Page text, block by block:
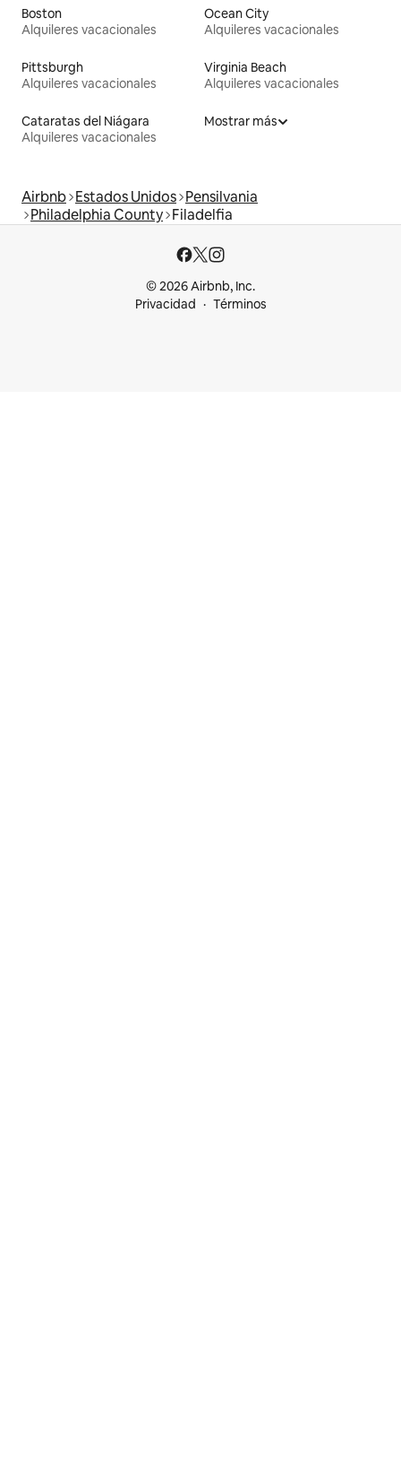
Boston
Alquileres vacacionales
Ocean City
Alquileres vacacionales
Pittsburgh
Alquileres vacacionales
Virginia Beach
Alquileres vacacionales
Cataratas del Niágara
Alquileres vacacionales
Mostrar más
Airbnb Estados Unidos Pensilvania
Philadelphia County Filadelfia
© 2026 Airbnb, Inc.
Privacidad
Términos